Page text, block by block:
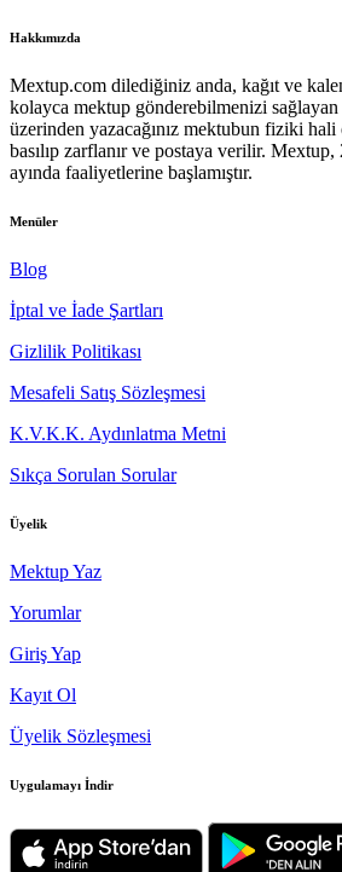
Hakkımızda
Mextup.com dilediğiniz anda, kağıt ve
kolayca mektup gönderebilmenizi
üzerinden yazacağınız mektubun fiziki hali
basılıp zarflanır ve postaya verilir. Mextup,
ayında faaliyetlerine başlamıştır.
Menüler
Blog
İptal ve İade Şartları
Gizlilik Politikası
Mesafeli Satış Sözleşmesi
K.V.K.K. Aydınlatma Metni
Sıkça Sorulan Sorular
Üyelik
Mektup Yaz
Yorumlar
Giriş Yap
Kayıt Ol
Üyelik Sözleşmesi
Uygulamayı İndir